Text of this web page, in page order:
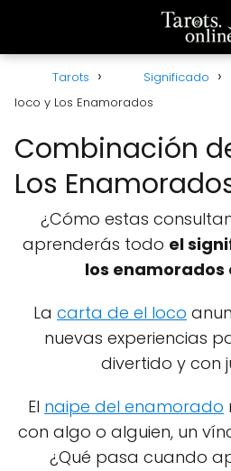
Tarots Significado
loco y Los Enamorados
Combinación
Los
¿Cómo estas
aprenderás todo el
los enamorados
La carta de el loco
nuevas experiencias
divertido y con
El naipe del enamorado
con algo o alguien, un
¿Qué pasa cuando